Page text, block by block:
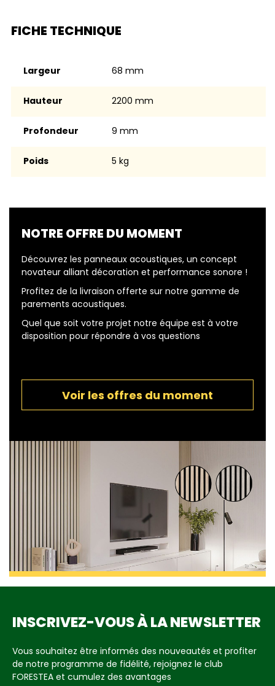
FICHE TECHNIQUE
Largeur 68 mm
Hauteur 2200 mm
Profondeur 9 mm
Poids 5 kg
NOTRE OFFRE DU MOMENT
Découvrez les panneaux acoustiques, un concept
novateur alliant décoration et performance sonore !
Profitez de la livraison offerte sur notre gamme de
parements acoustiques.
Quel que soit votre projet notre équipe est à votre
disposition pour répondre à vos questions
Voir les offres du moment
INSCRIVEZ-VOUS À LA NEWSLETTER
Vous souhaitez être informés des nouveautés et profiter
de notre programme de fidélité, rejoignez le club
FORESTEA et cumulez des avantages